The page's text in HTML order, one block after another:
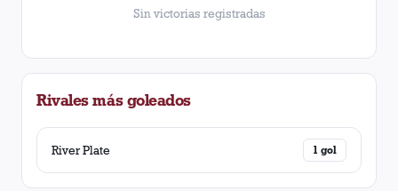
Sin victorias registradas
Rivales más goleados
River Plate 1 gol